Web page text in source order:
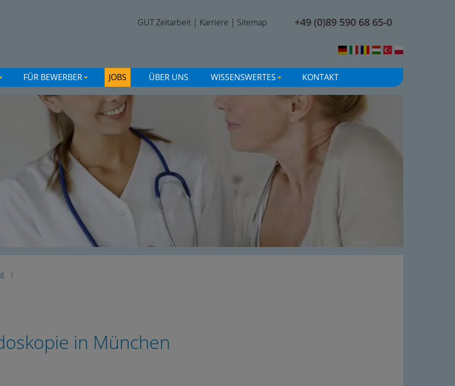
+49 (0)89 590 68 65-0
GUT Zeitarbeit | Karriere | Sitemap
+
+ +
+
FÜR BEWERBER JOBS ÜBER UNS
+
+
WISSENSWERTES KONTAKT
in München